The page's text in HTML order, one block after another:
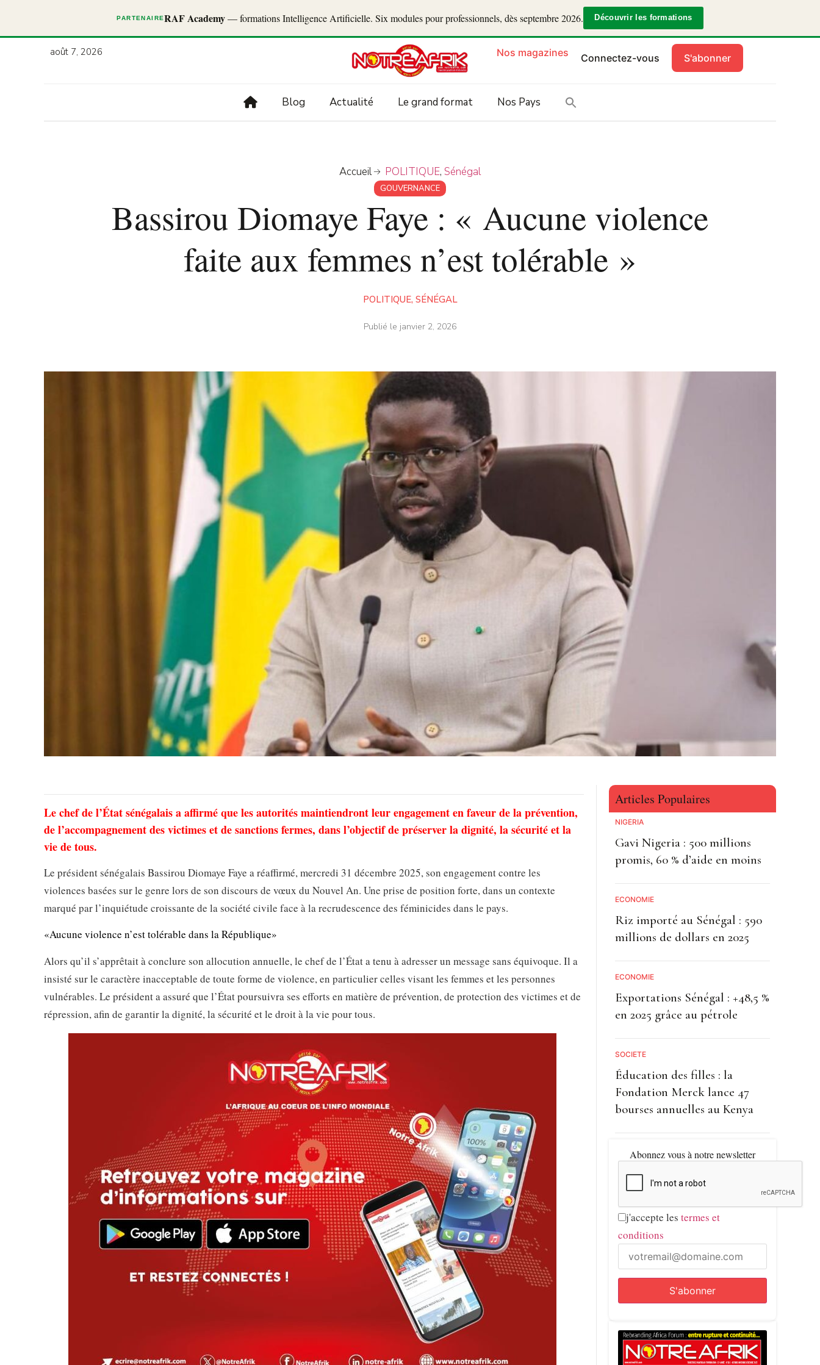
PARTENAIRERAF Academy— formations Intelligence Artificielle. Six modules pour professionnels, dès septembre 2026. Découvrir les formations
août 7, 2026 Nos magazines Connectez-vous S'abonner
Blog Actualité Le grand format Nos Pays
Accueil POLITIQUE,Sénégal
GOUVERNANCE
Bassirou Diomaye Faye : « Aucune violence
faite aux femmes n’est tolérable »
POLITIQUE, SÉNÉGAL
Publié le janvier 2, 2026
Le chef de l’État sénégalais a affirmé que les autorités maintiendront leur engagement en faveur de la prévention,
de l’accompagnement des victimes et de sanctions fermes, dans l’objectif de préserver la dignité, la sécurité et la
vie de tous.
Le président sénégalais Bassirou Diomaye Faye a réaffirmé, mercredi 31 décembre 2025, son engagement contre les
violences basées sur le genre lors de son discours de vœux du Nouvel An. Une prise de position forte, dans un contexte
marqué par l’inquiétude croissante de la société civile face à la recrudescence des féminicides dans le pays.
«Aucune violence n’est tolérable dans la République»
Alors qu’il s’apprêtait à conclure son allocution annuelle, le chef de l’État a tenu à adresser un message sans équivoque. Il a
insisté sur le caractère inacceptable de toute forme de violence, en particulier celles visant les femmes et les personnes
vulnérables. Le président a assuré que l’État poursuivra ses efforts en matière de prévention, de protection des victimes et de
répression, afin de garantir la dignité, la sécurité et le droit à la vie pour tous.
Articles Populaires
NIGÉRIA
Gavi Nigeria : 500 millions
promis, 60 % d’aide en moins
ECONOMIE
Riz importé au Sénégal : 590
millions de dollars en 2025
ECONOMIE
Exportations Sénégal : +48,5 %
en 2025 grâce au pétrole
SOCIETE
Éducation des filles : la
Fondation Merck lance 47
bourses annuelles au Kenya
Abonnez vous à notre newsletter
j'accepte les termes et
conditions